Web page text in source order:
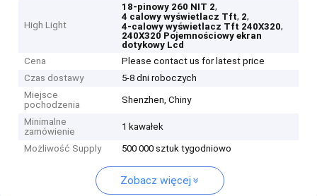
High Light
18-pinowy 260 NIT 2,
4 calowy wyświetlacz Tft, 2,
4-calowy wyświetlacz Tft 240X320,
240X320 Pojemnościowy ekran
dotykowy Lcd
Cena
Please contact us for latest price
Czas dostawy
5-8 dni roboczych
Miejsce
pochodzenia
Shenzhen, Chiny
Minimalne
zamówienie
1 kawałek
Możliwość Supply 500 000 sztuk tygodniowo
Zobacz więcej